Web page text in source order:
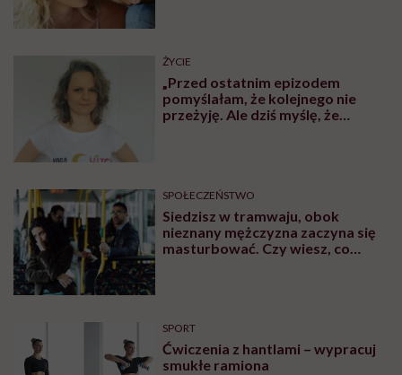
ŻYCIE
„Przed ostatnim epizodem
pomyślałam, że kolejnego nie
przeżyję. Ale dziś myślę, że
SPOŁECZEŃSTWO
Siedzisz w tramwaju, obok
nieznany mężczyzna zaczyna się
masturbować. Czy wiesz, co
SPORT
Ćwiczenia z hantlami – wypracuj
smukłe ramiona